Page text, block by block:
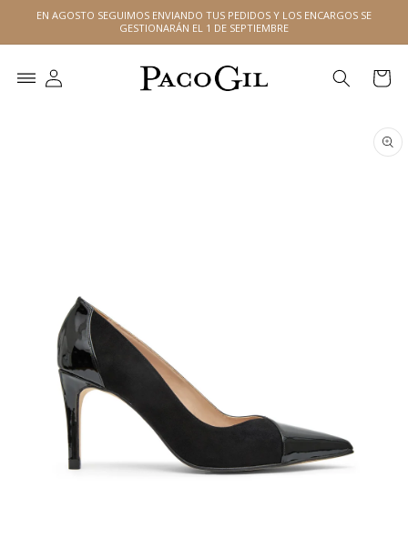
directamente
EN AGOSTO SEGUIMOS ENVIANDO TUS PEDIDOS Y LOS ENCARGOS SE
GESTIONARÁN EL 1 DE SEPTIEMBRE
Carrito